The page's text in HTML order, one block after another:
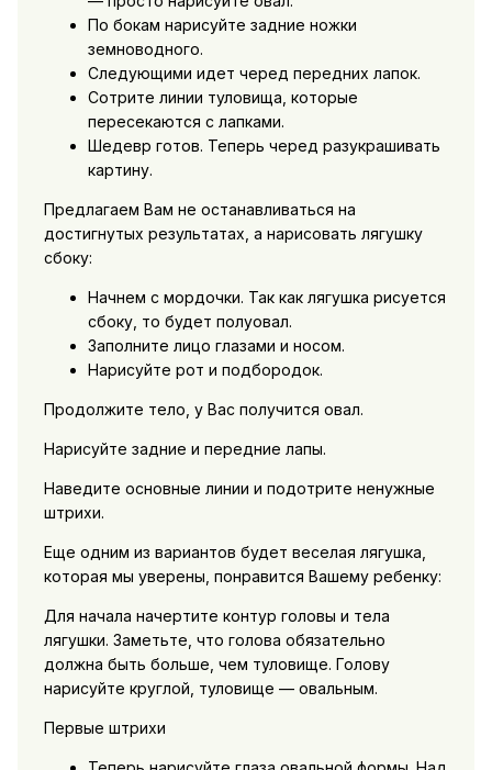
По бокам нарисуйте задние ножки
земноводного.
Следующими идет черед передних лапок.
Сотрите линии туловища, которые
пересекаются с лапками.
Шедевр готов. Теперь черед разукрашивать
картину.
Предлагаем Вам не останавливаться на
достигнутых результатах, а нарисовать лягушку
сбоку:
Начнем с мордочки. Так как лягушка рисуется
сбоку, то будет полуовал.
Заполните лицо глазами и носом.
Нарисуйте рот и подбородок.
Продолжите тело, у Вас получится овал.
Нарисуйте задние и передние лапы.
Наведите основные линии и подотрите ненужные
штрихи.
Еще одним из вариантов будет веселая лягушка,
которая мы уверены, понравится Вашему ребенку:
Для начала начертите контур головы и тела
лягушки. Заметьте, что голова обязательно
должна быть больше, чем туловище. Голову
нарисуйте круглой, туловище — овальным.
Первые штрихи